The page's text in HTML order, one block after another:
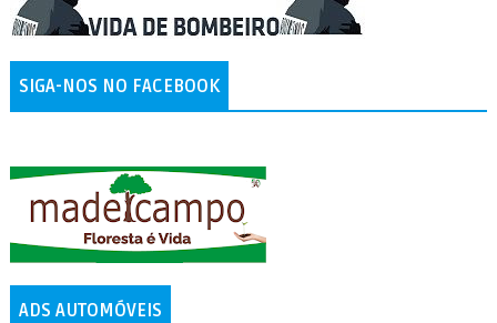
SIGA-NOS NO FACEBOOK
ADS AUTOMÓVEIS